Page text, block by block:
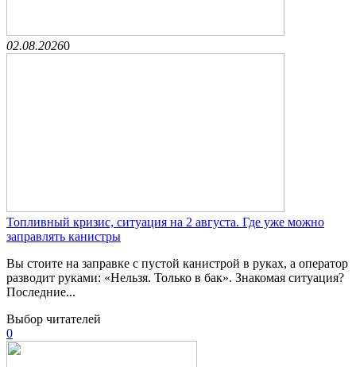
02.08.20260
Топливный кризис, ситуация на 2 августа. Где уже можно
заправлять канистры
Вы стоите на заправке с пустой канистрой в руках, а оператор
разводит руками: «Нельзя. Только в бак». Знакомая ситуация?
Последние...
Выбор читателей
0